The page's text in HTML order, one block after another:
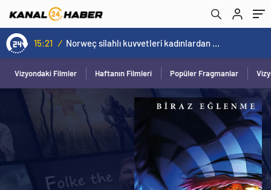
15:21 / Norweç silahlı kuvvetleri kadınlardan oluşan özel kuvvetler eğitimlerini başlattı.
Vizyondaki Filmler Haftanın Filmleri Popüler Fragmanlar